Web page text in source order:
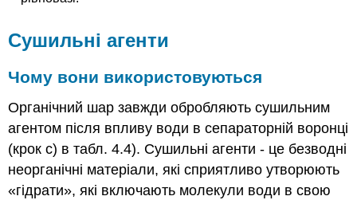
Сушильні агенти
Чому вони використовуються
Органічний шар завжди обробляють сушильним
агентом після впливу води в сепараторній воронці
(крок с) в табл. 4.4). Сушильні агенти - це безводні
неорганічні матеріали, які сприятливо утворюють
«гідрати», які включають молекули води в свою